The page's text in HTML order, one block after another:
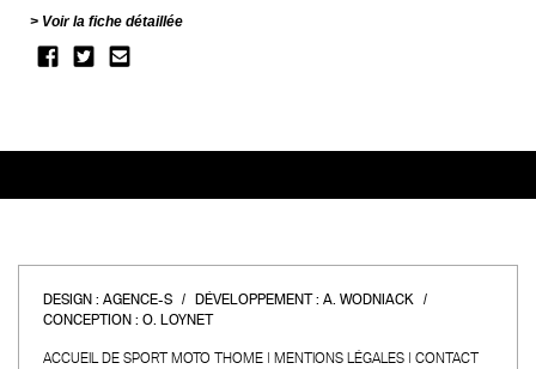
Voir la fiche détaillée
DESIGN : AGENCE-S DÉVELOPPEMENT : A. WODNIACK
CONCEPTION : O. LOYNET
ACCUEIL DE SPORT MOTO THOME MENTIONS LÉGALES CONTACT